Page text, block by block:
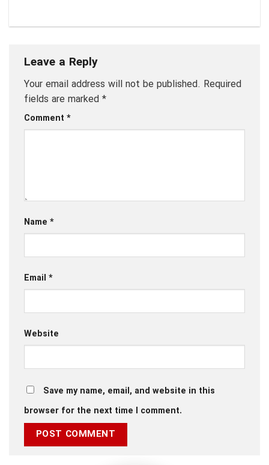
Leave a Reply
Your email address will not be published. Required
fields are marked *
Comment *
Name *
Email *
Website
Save my name, email, and website in this
browser for the next time I comment.